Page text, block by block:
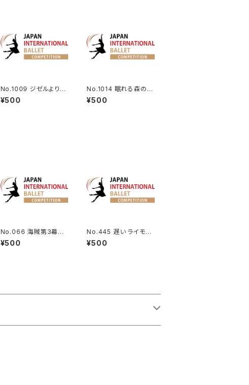
No.1009 ジゼルよりア
ルブレヒトのVa.
¥500
No.1014 眠れる森の美
女よりデジレ王子のVa.
¥500
No.066 海賊第3幕よ
りギュリナーラのVa | G
ulnara Variation fro
¥500
No.445 遅い ライモン
ダ夢の場より女性Va.
¥500